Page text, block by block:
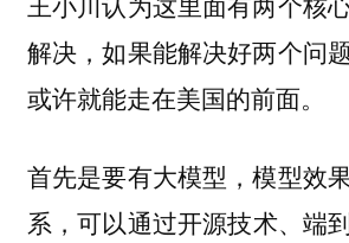
解决，如果能解决好两个问
或许就能走在美国的前面。
首先是要有大模型，模型效
系，可以通过开源技术、端